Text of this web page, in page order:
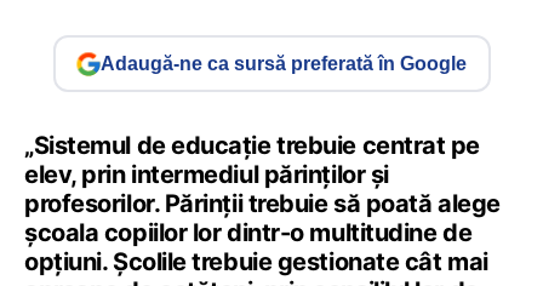
Adaugă-ne ca sursă preferată în Google
„Sistemul de educație trebuie centrat pe
elev, prin intermediul părinților și
profesorilor. Părinții trebuie să poată alege
școala copiilor lor dintr-o multitudine de
opțiuni. Școlile trebuie gestionate cât mai